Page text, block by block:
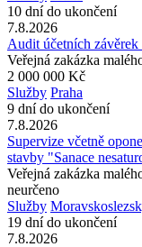
10 dní do ukončení
7.8.2026
Audit účetních
Veřejná zakázka
2 000 000 Kč
Služby Praha
9 dní do ukončení
7.8.2026
Supervize včetně
stavby "Sanace
Veřejná zakázka
neurčeno
Služby
19 dní do ukončení
7.8.2026